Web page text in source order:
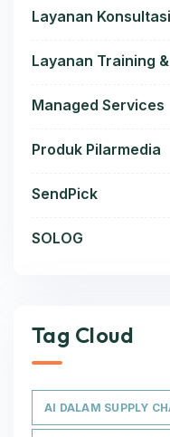
Layanan Konsultasi
Layanan Training
Managed Services
Produk Pilarmedia
SendPick
SOLOG
Tag Cloud
AI DALAM SUPPLY